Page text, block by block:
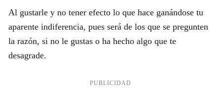
Al gustarle y no tener efecto lo que hace ganándose tu
aparente indiferencia, pues será de los que se pregunten
la razón, si no le gustas o ha hecho algo que te
desagrade.